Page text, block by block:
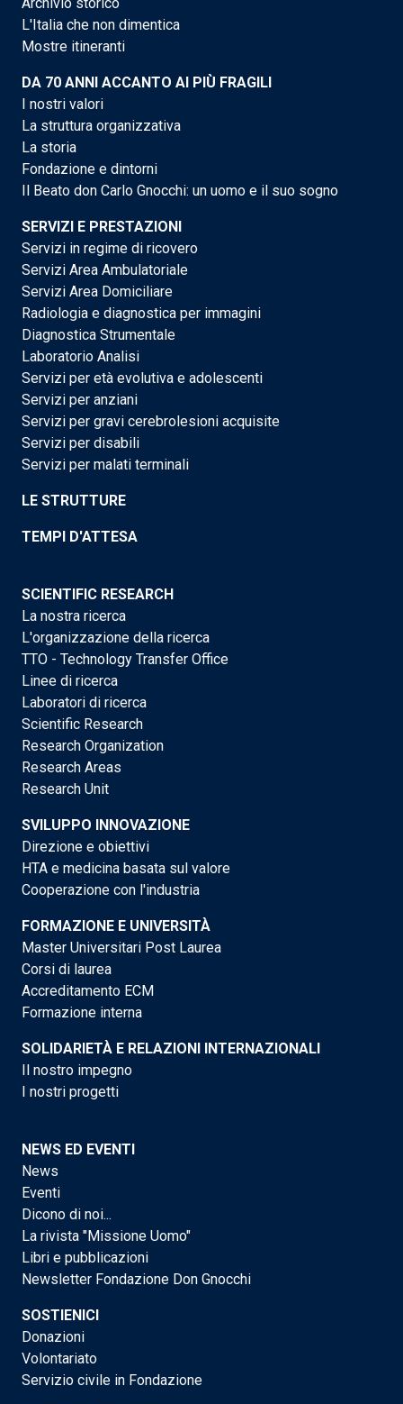
L'Italia che non dimentica
Mostre itineranti
DA 70 ANNI ACCANTO AI PIÙ FRAGILI
I nostri valori
La struttura organizzativa
La storia
Fondazione e dintorni
Il Beato don Carlo Gnocchi: un uomo e il suo sogno
SERVIZI E PRESTAZIONI
Servizi in regime di ricovero
Servizi Area Ambulatoriale
Servizi Area Domiciliare
Radiologia e diagnostica per immagini
Diagnostica Strumentale
Laboratorio Analisi
Servizi per età evolutiva e adolescenti
Servizi per anziani
Servizi per gravi cerebrolesioni acquisite
Servizi per disabili
Servizi per malati terminali
LE STRUTTURE
TEMPI D'ATTESA
SCIENTIFIC RESEARCH
La nostra ricerca
L'organizzazione della ricerca
TTO - Technology Transfer Office
Linee di ricerca
Laboratori di ricerca
Scientific Research
Research Organization
Research Areas
Research Unit
SVILUPPO INNOVAZIONE
Direzione e obiettivi
HTA e medicina basata sul valore
Cooperazione con l'industria
FORMAZIONE E UNIVERSITÀ
Master Universitari Post Laurea
Corsi di laurea
Accreditamento ECM
Formazione interna
SOLIDARIETÀ E RELAZIONI INTERNAZIONALI
Il nostro impegno
I nostri progetti
NEWS ED EVENTI
News
Eventi
Dicono di noi...
La rivista "Missione Uomo"
Libri e pubblicazioni
Newsletter Fondazione Don Gnocchi
SOSTIENICI
Donazioni
Volontariato
Servizio civile in Fondazione